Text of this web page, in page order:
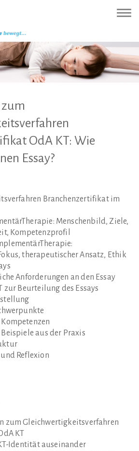
zum
OdA KT: Wie
Essay?
Branchenzertifikat im
Menschenbild, Ziele,
Kompetenzprofil
therapeutischer Ansatz, Ethik
Anforderungen an den Essay
zur Beurteilung des Essays
aus der Praxis
Reflexion
zum Gleichwertigkeitsverfahren
KT
Identität auseinander